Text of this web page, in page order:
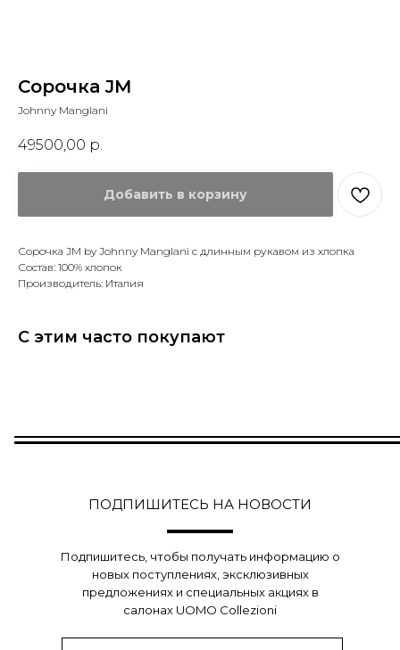
Сорочка JM
Johnny Manglani
49500,00 р.
Добавить в корзину
Сорочка JM by Johnny Manglani с длинным рукавом из хлопка
Состав: 100% хлопок
Производитель: Италия
С этим часто покупают
ПОДПИШИТЕСЬ НА НОВОСТИ
Подпишитесь, чтобы получать информацию о
новых поступлениях, эксклюзивных
предложениях и специальных акциях в
салонах UOMO Collezioni